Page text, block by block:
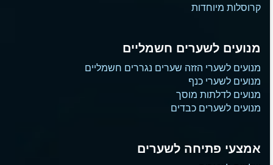
קרוסלות מיוחדות
מנועים לשערים חשמליים
מנועים לשערי הזזה שערים נגררים חשמליים
מנועים לשערי כנף
מנועים לדלתות מוסך
מנועים לשערים כבדים
אמצעי פתיחה לשערים